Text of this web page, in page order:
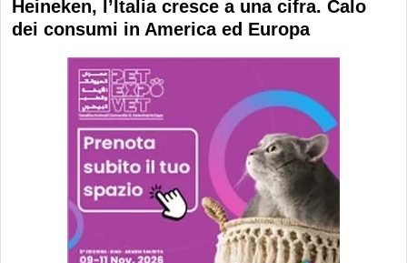
Heineken, l’Italia cresce a una cifra. Calo
dei consumi in America ed Europa